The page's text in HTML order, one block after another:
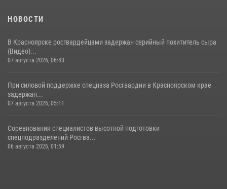
НОВОСТИ
В Красноярске росгвардейцами задержан серийный похититель сыра
(Видео)...
07 августа 2026, 06:43
При силовой поддержке спецназа Росгвардии в Красноярском крае
задержан...
07 августа 2026, 05:11
Соревнования специалистов высотной подготовки
спецподразделений Росгва...
06 августа 2026, 01:59